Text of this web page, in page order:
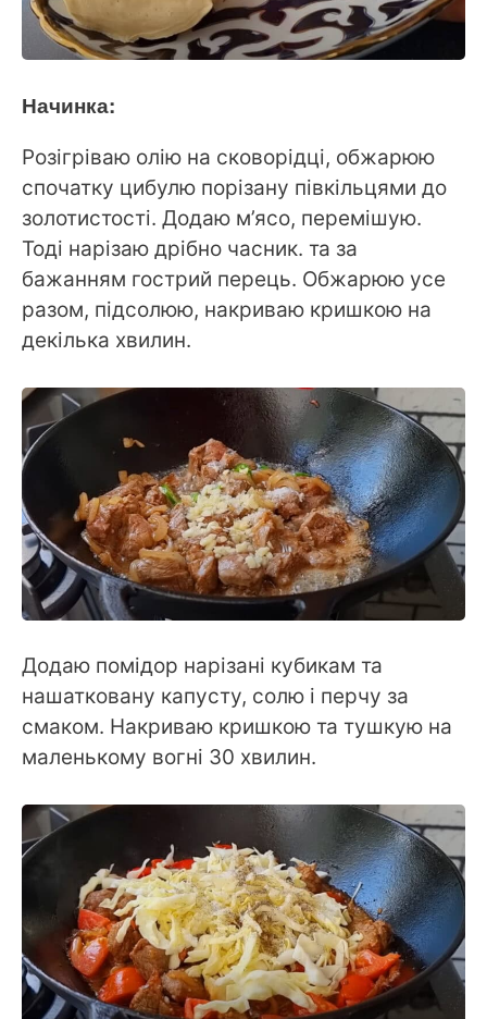
Начинка:
Розігріваю олію на сковорідці, обжарюю
спочатку цибулю порізану півкільцями до
золотистості. Додаю м’ясо, перемішую.
Тоді нарізаю дрібно часник. та за
бажанням гострий перець. Обжарюю усе
разом, підсолюю, накриваю кришкою на
декілька хвилин.
Додаю помідор нарізані кубикам та
нашатковану капусту, солю і перчу за
смаком. Накриваю кришкою та тушкую на
маленькому вогні 30 хвилин.